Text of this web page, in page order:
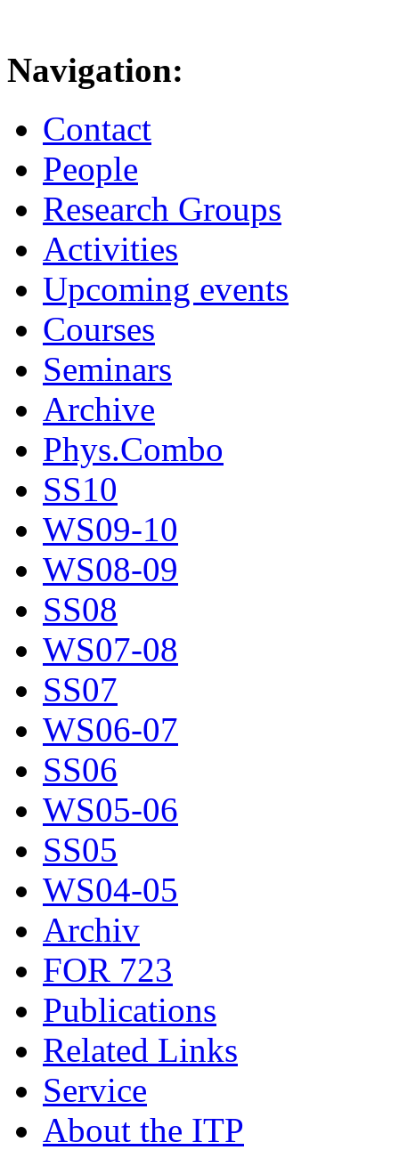
Navigation:
Contact
People
Research Groups
Activities
Upcoming events
Courses
Seminars
Archive
Phys.Combo
SS10
WS09-10
WS08-09
SS08
WS07-08
SS07
WS06-07
SS06
WS05-06
SS05
WS04-05
Archiv
FOR 723
Publications
Related Links
Service
About the ITP